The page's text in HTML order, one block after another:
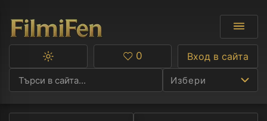
Избери
Превключване
тъмна
Любими
0 Вход в сайта